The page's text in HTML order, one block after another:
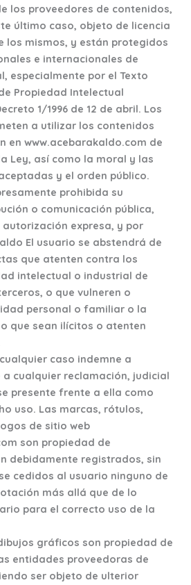
los proveedores de contenidos,
último caso, objeto de licencia
los mismos, y están protegidos
e internacionales de
especialmente por el Texto
Propiedad Intelectual
1/1996 de 12 de abril. Los
a utilizar los contenidos
en www.acebarakaldo.com de
Ley, así como la moral y las
y el orden público.
prohibida su
o comunicación pública,
expresa, y por
El usuario se abstendrá de
que atenten contra los
intelectual o industrial de
o que vulneren o
personal o familiar o la
que sean ilícitos o atenten
caso indemne a
cualquier reclamación, judicial
presente frente a ella como
uso. Las marcas, rótulos,
de sitio web
son propiedad de
debidamente registrados, sin
cedidos al usuario ninguno de
más allá que de lo
para el correcto uso de la
gráficos son propiedad de
entidades proveedoras de
ser objeto de ulterior